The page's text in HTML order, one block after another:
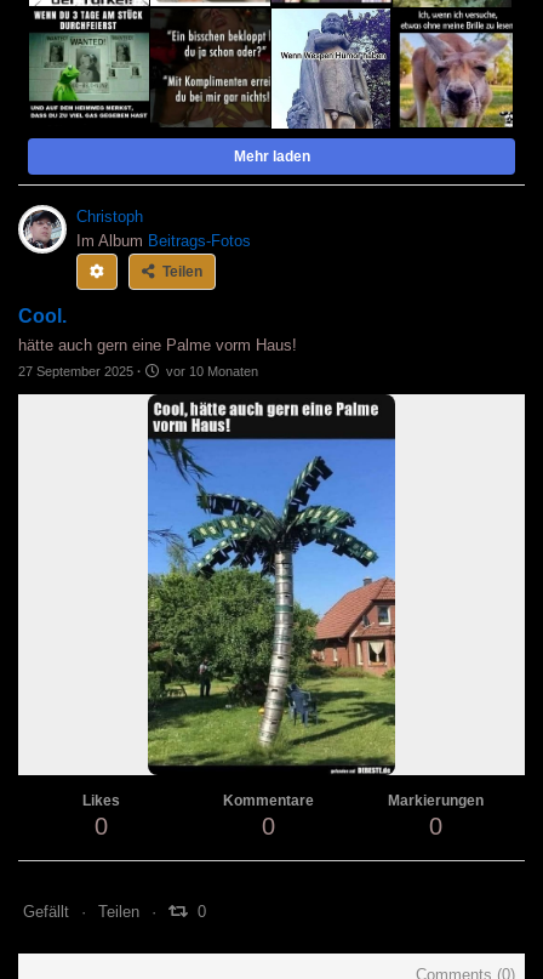
Mehr laden
Christoph
Im Album Beitrags-Fotos
Teilen
Cool.
hätte auch gern eine Palme vorm Haus!
27 September 2025 · vor 10 Monaten
Likes
0
Kommentare
0
Markierungen
0
Gefällt Teilen 0
Comments (0)